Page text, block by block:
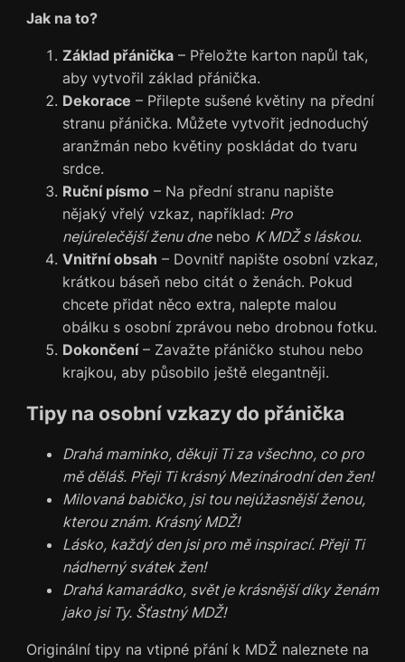
Jak na to?
Základ přánička– Přeložte karton napůl tak,
aby vytvořil základ přánička.
Dekorace – Přilepte sušené květiny na přední
stranu přánička. Můžete vytvořit jednoduchý
aranžmán nebo květiny poskládat do tvaru
srdce.
Ruční písmo– Na přední stranu napište
nějaký vřelý vzkaz, například: Pro
nejúrelečější ženu dnenebo K MDŽ s láskou.
Vnitřní obsah – Dovnitř napište osobní vzkaz,
krátkou báseň nebo citát o ženách. Pokud
chcete přidat něco extra, nalepte malou
obálku s osobní zprávou nebo drobnou fotku.
Dokončení– Zavažte přáničko stuhou nebo
krajkou, aby působilo ještě elegantněji.
Tipy na osobní vzkazy do přánička
Drahá maminko, děkuji Ti za všechno, co pro
mě děláš. Přeji Ti krásný Mezinárodní den žen!
Milovaná babičko, jsi tou nejúžasnější ženou,
kterou znám. Krásný MDŽ!
Lásko, každý den jsi pro mě inspirací. Přeji Ti
nádherný svátek žen!
Drahá kamarádko, svět je krásnější díky ženám
jako jsi Ty. Šťastný MDŽ!
Originální tipy na vtipné přání k MDŽ naleznete na